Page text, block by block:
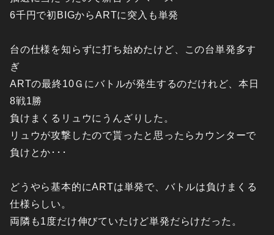
6千円で初BIGからARTに突入も単発
台の仕様を知らずに打ち始めたけど、この台単発多す
ぎ
ARTの最終10Ｇにバトルが発生するのだけれど、本日
8戦1勝
負けまくるリュウにうんざりした。
リュウが攻撃したので貰ったと思ったらカウンターで
負けとか･･･
どうやら基本的にARTは単発で、バトルは負けまくる
仕様らしい。
両隣も1度だけ伸びていたけど単発だらけだった。